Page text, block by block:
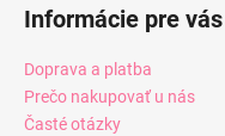
Informácie pre vás
Doprava a platba
Prečo nakupovať u nás
Časté otázky